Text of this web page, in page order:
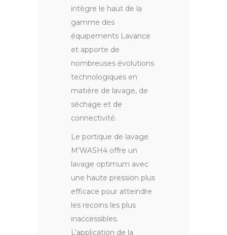
intègre le haut de la
gamme des
équipements Lavance
et apporte de
nombreuses évolutions
technologiques en
matière de lavage, de
séchage et de
connectivité.
Le portique de lavage
M’WASH4 offre un
lavage optimum avec
une haute pression plus
efficace pour atteindre
les recoins les plus
inaccessibles.
L’application de la